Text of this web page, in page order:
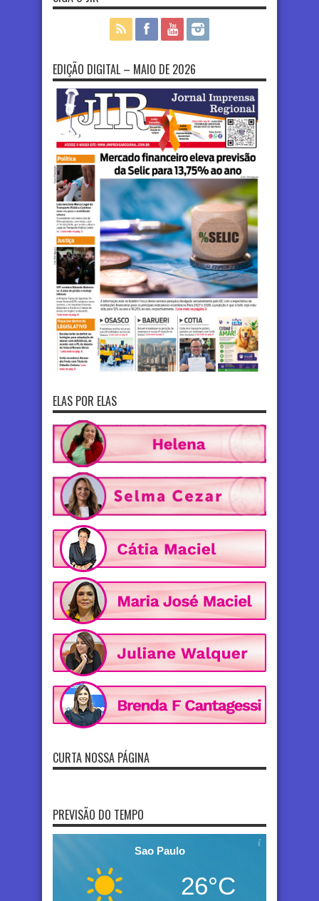
EDIÇÃO DIGITAL – MAIO DE 2026
ELAS POR ELAS
CURTA NOSSA PÁGINA
PREVISÃO DO TEMPO
Sao Paulo
26°C